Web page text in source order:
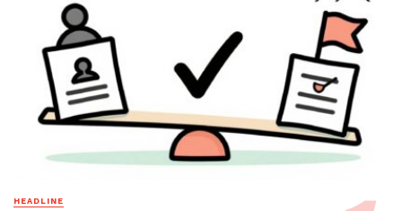
HEADLINE